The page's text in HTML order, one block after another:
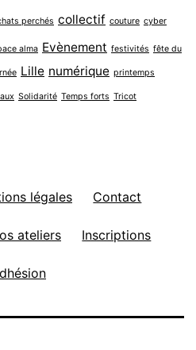
perchés collectif couture cyber
alma Evènement festivités fête du
Lille numérique printemps
Solidarité Temps forts Tricot
légales Contact
ateliers Inscriptions